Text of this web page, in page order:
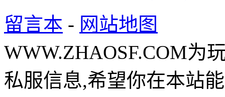
留言本 - 网站地图
WWW.ZHAOSF.COM为
私服信息,希望你在本站